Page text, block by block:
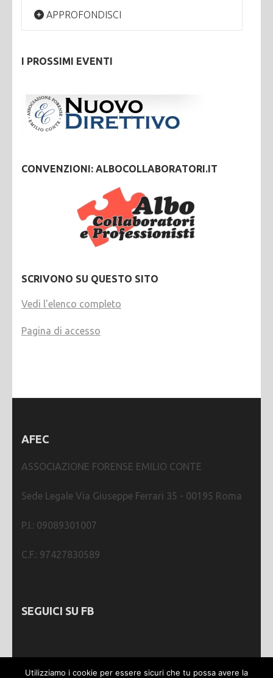
APPROFONDISCI
I PROSSIMI EVENTI
CONVENZIONI: ALBOCOLLABORATORI.IT
SCRIVONO SU QUESTO SITO
Vedi l'elenco completo
Pagina di accesso
AFEC
ASSOCIAZIONE FORENSE EMILIO CONTE
Sede Legale Via Giuseppe Ferrari 35 - 00195 Roma
P.I.: 09089301007
C.F.: 97427830589
SEGUICI SU FB
Utilizziamo i cookie per essere sicuri che tu possa avere la